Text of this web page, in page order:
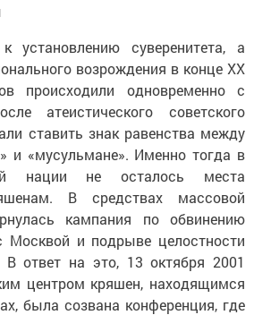
установлению суверенитета, а
возрождения в конце ХХ
происходили одновременно с
атеистического советского
ставить знак равенства между
и «мусульмане». Именно тогда в
нации не осталось места
В средствах массовой
кампания по обвинению
Москвой и подрыве целостности
В ответ на это, 13 октября 2001
центром кряшен, находящимся
была созвана конференция, где